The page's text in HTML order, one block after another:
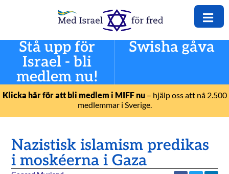
Stå upp för
Israel - bli
medlem nu!
Swisha gåva
Klicka här för att bli medlem i MIFF nu– hjälp oss att nå 2.500
medlemmar i Sverige.
Nazistisk islamism predikas
i moskéerna i Gaza